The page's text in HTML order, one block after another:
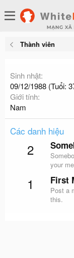
Thành viên
Sinh nhật
09/12/1988 (Tuổi:
Giới tính
Nam
Các danh hiệu
2
your
1 First
Post a
this.